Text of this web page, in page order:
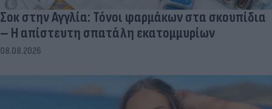
Σοκ στην Αγγλία: Τόνοι φαρμάκων στα σκουπίδια
– Η απίστευτη σπατάλη εκατομμυρίων
08.08.2026